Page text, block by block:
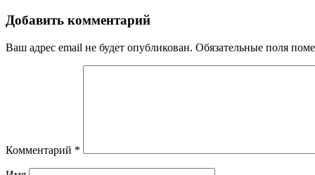
Добавить комментарий
Ваш адрес email не будет опубликован. Обязательные поля
Комментарий *